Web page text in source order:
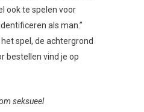
ook te spelen voor
als man.”
spel, de achtergrond
bestellen vind je op
seksueel